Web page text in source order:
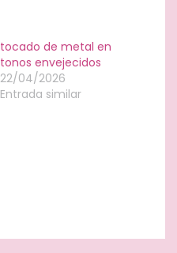
tocado de metal en
tonos envejecidos
22/04/2026
Entrada similar